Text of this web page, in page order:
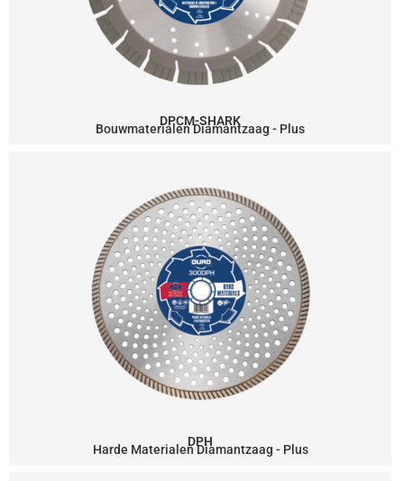
DPCM-SHARK
Bouwmaterialen Diamantzaag - Plus
DPH
Harde Materialen Diamantzaag - Plus